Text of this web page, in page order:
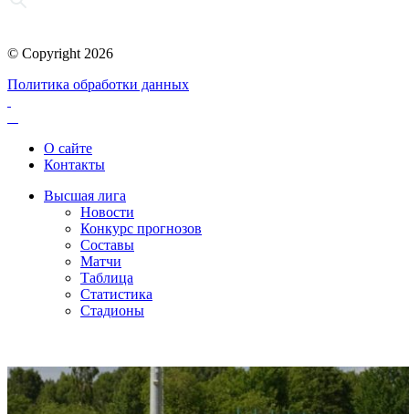
© Copyright 2026
Политика обработки данных
О сайте
Контакты
Высшая лига
Новости
Конкурс прогнозов
Составы
Матчи
Таблица
Статистика
Стадионы